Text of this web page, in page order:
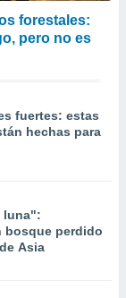
forestales:
pero no es
fuertes: estas
hechas para
luna":
bosque perdido
Asia